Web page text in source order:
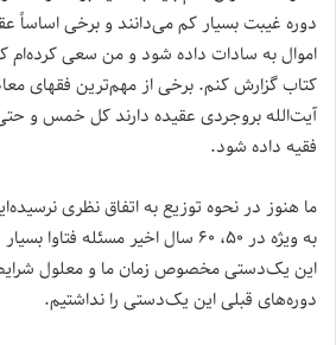
دوره غیبت بسیار کم می‌دانند و برخی اساساً
اموال به سادات داده شود و من سعی کرده‌ام
کتاب گزارش کنم. برخی از مهم‌ترین فقهای
آیت‌الله بروجردی عقیده دارند کل خمس و
فقیه داده شود.
ما هنوز در نحوه توزیع به اتفاق نظری
به ویژه در ۵۰، ۶۰ سال اخیر مسئله
این یک‌دستی مخصوص زمان ما و معلول
دوره‌های قبلی این یک‌دستی را نداشتیم.